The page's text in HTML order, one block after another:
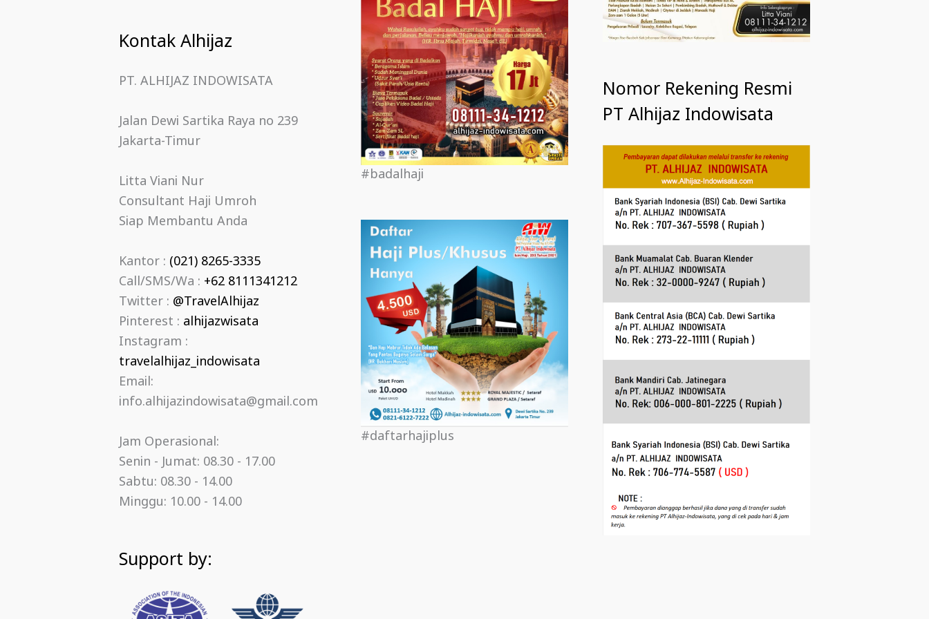
Kontak Alhijaz
PT. ALHIJAZ INDOWISATA
Jalan Dewi Sartika Raya no 239
Jakarta-Timur
Litta Viani Nur
Consultant Haji Umroh
Siap Membantu Anda
Kantor : (021) 8265-3335
Call/SMS/Wa : +62 8111341212
Twitter : @TravelAlhijaz
Pinterest : alhijazwisata
Instagram :
travelalhijaz_indowisata
Email:
info.alhijazindowisata@gmail.com
Jam Operasional:
Senin - Jumat: 08.30 - 17.00
Sabtu: 08.30 - 14.00
Minggu: 10.00 - 14.00
Support by:
#badalhaji
#daftarhajiplus
Nomor Rekening Resmi
PT Alhijaz Indowisata